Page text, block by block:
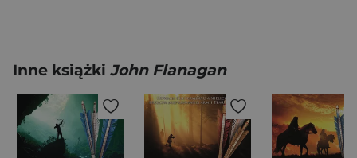
Inne książki John Flanagan